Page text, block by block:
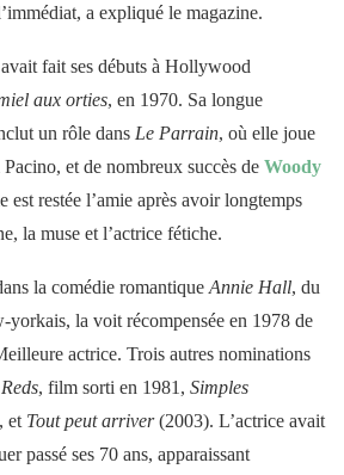
a expliqué le magazine.
fait ses débuts à Hollywood
aux orties, en 1970. Sa longue
un rôle dans Le Parrain, où elle joue
et de nombreux succès de Woody
est restée l’amie après avoir longtemps
la muse et l’actrice fétiche.
la comédie romantique Annie Hall, du
yorkais, la voit récompensée en 1978 de
actrice. Trois autres nominations
Reds, film sorti en 1981, Simples
et Tout peut arriver(2003). L’actrice avait
passé ses 70 ans, apparaissant